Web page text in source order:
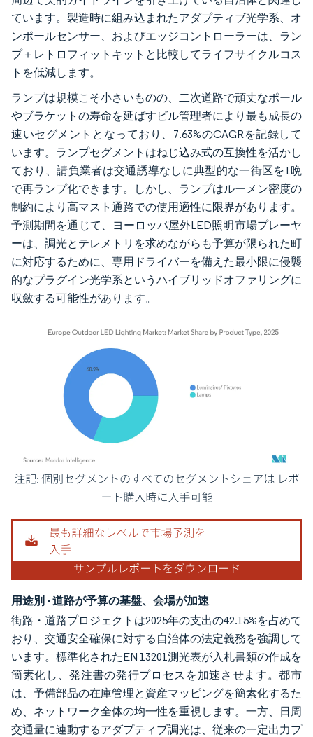
ています。製造時に組み込まれたアダプティブ光学系、オ
ンポールセンサー、およびエッジコントローラーは、ラン
プ＋レトロフィットキットと比較してライフサイクルコス
トを低減します。
ランプは規模こそ小さいものの、二次道路で頑丈なポール
やブラケットの寿命を延ばすビル管理者により最も成長の
速いセグメントとなっており、7.63%のCAGRを記録して
います。ランプセグメントはねじ込み式の互換性を活かし
ており、請負業者は交通誘導なしに典型的な一街区を1晩
で再ランプ化できます。しかし、ランプはルーメン密度の
制約により高マスト通路での使用適性に限界があります。
予測期間を通じて、ヨーロッパ屋外LED照明市場プレーヤ
ーは、調光とテレメトリを求めながらも予算が限られた町
に対応するために、専用ドライバーを備えた最小限に侵襲
的なプラグイン光学系というハイブリッドオファリングに
収斂する可能性があります。
画像 © Mordor Intelligence。再利用にはCC BY 4.0の表示が必要です。
用途別 - 道路が予算の基盤、会場が加速
街路・道路プロジェクトは2025年の支出の42.15%を占めて
おり、交通安全確保に対する自治体の法定義務を強調して
います。標準化されたEN 13201測光表が入札書類の作成を
簡素化し、発注書の発行プロセスを加速させます。都市
は、予備部品の在庫管理と資産マッピングを簡素化するた
め、ネットワーク全体の均一性を重視します。一方、日周
交通量に連動するアダプティブ調光は、従来の一定出力プ